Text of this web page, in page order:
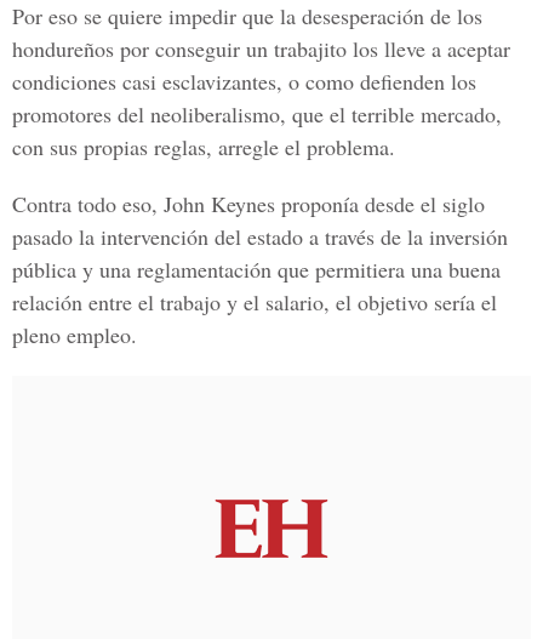
Por eso se quiere impedir que la desesperación de los
hondureños por conseguir un trabajito los lleve a aceptar
condiciones casi esclavizantes, o como defienden los
promotores del neoliberalismo, que el terrible mercado,
con sus propias reglas, arregle el problema.
Contra todo eso, John Keynes proponía desde el siglo
pasado la intervención del estado a través de la inversión
pública y una reglamentación que permitiera una buena
relación entre el trabajo y el salario, el objetivo sería el
pleno empleo.